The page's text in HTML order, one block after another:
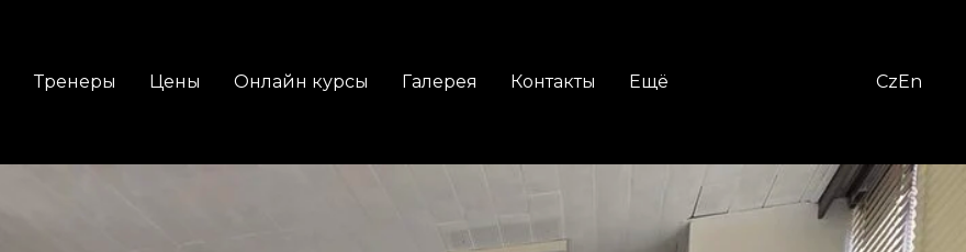
Тренеры Цены Онлайн курсы Галерея Контакты Ещё CzEn